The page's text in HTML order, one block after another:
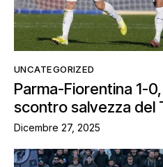
UNCATEGORIZED
Parma-Fiorentina 1-
scontro salvezza del
Dicembre 27, 2025